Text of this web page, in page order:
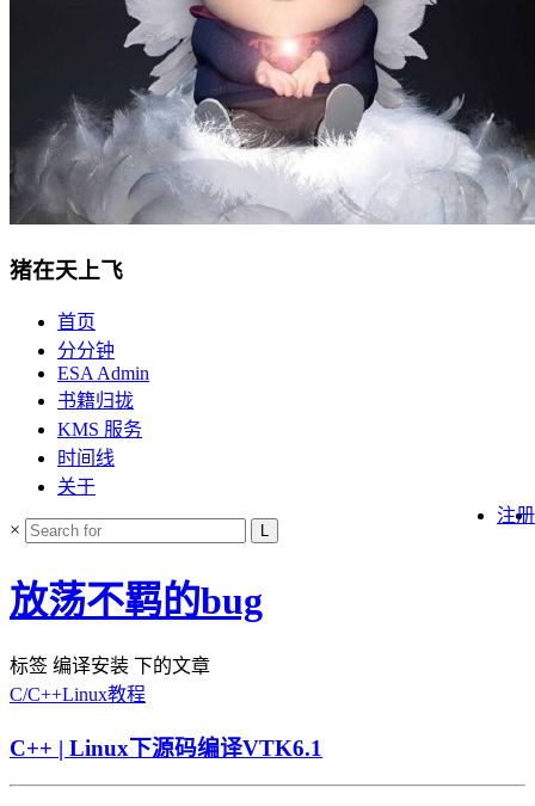
猪在天上飞
首页
分分钟
ESA Admin
书籍归拢
KMS 服务
时间线
关于
注册
×
放荡不羁的bug
标签 编译安装 下的文章
C/C++Linux教程
C++ | Linux下源码编译VTK6.1